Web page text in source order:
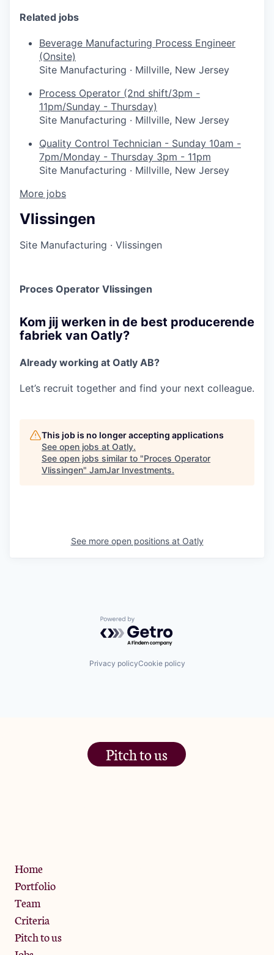
Related jobs
Beverage Manufacturing Process Engineer
(Onsite)
Site Manufacturing · Millville, New Jersey
Process Operator (2nd shift/3pm -
11pm/Sunday - Thursday)
Site Manufacturing · Millville, New Jersey
Quality Control Technician - Sunday 10am -
7pm/Monday - Thursday 3pm - 11pm
Site Manufacturing · Millville, New Jersey
More jobs
Vlissingen
Site Manufacturing · Vlissingen
Proces Operator Vlissingen
Kom jij werken in de best producerende
fabriek van Oatly?
Already working at Oatly AB?
Let’s recruit together and find your next colleague.
This job is no longer accepting applications
See open jobs at Oatly.
See open jobs similar to "Proces Operator
Vlissingen" JamJar Investments.
See more open positions at Oatly
Powered by Getro.com
Privacy policyCookie policy
Pitch to us
Home
Portfolio
Team
Criteria
Pitch to us